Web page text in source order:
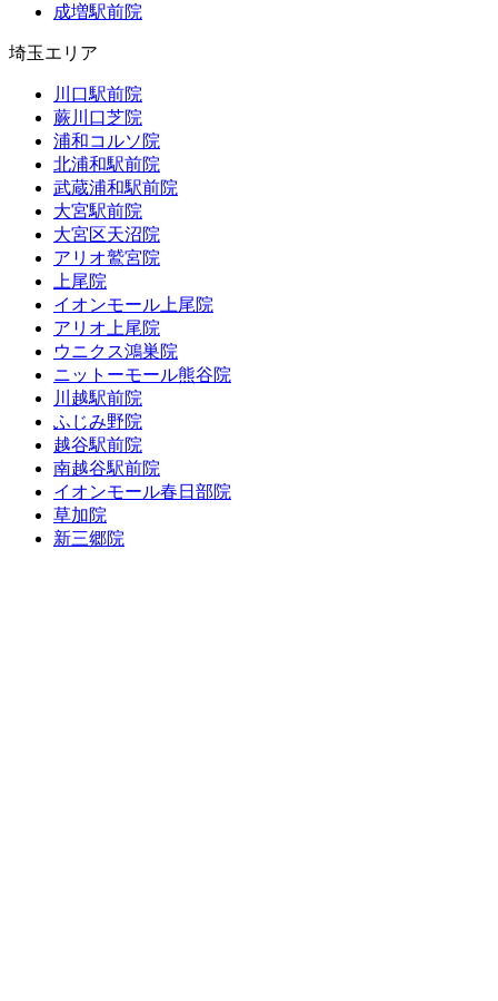
成増駅前院
埼玉エリア
川口駅前院
蕨川口芝院
浦和コルソ院
北浦和駅前院
武蔵浦和駅前院
大宮駅前院
大宮区天沼院
アリオ鷲宮院
上尾院
イオンモール上尾院
アリオ上尾院
ウニクス鴻巣院
ニットーモール熊谷院
川越駅前院
ふじみ野院
越谷駅前院
南越谷駅前院
イオンモール春日部院
草加院
新三郷院